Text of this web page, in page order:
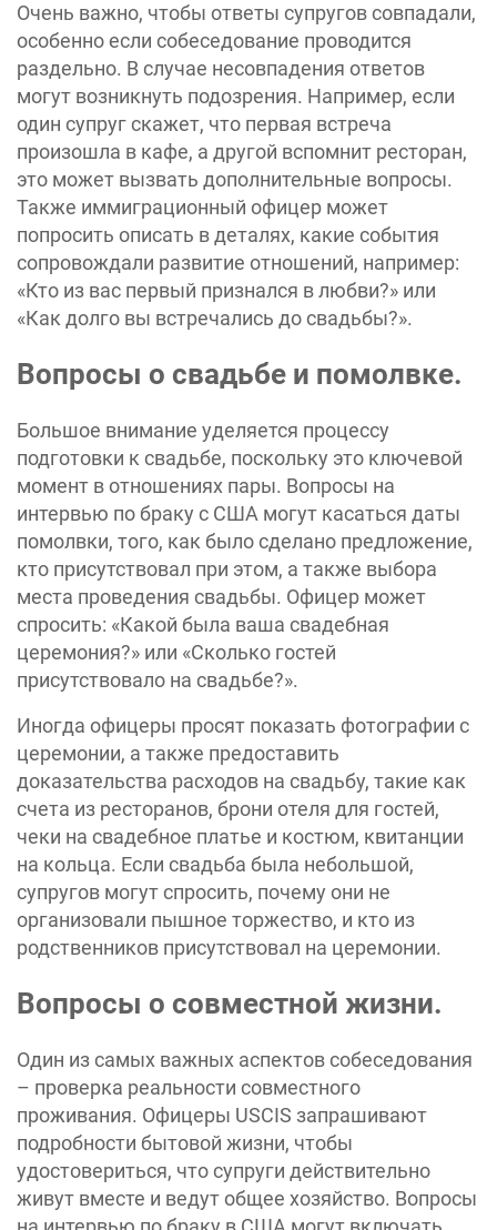
Очень важно, чтобы ответы супругов совпадали,
особенно если собеседование проводится
раздельно. В случае несовпадения ответов
могут возникнуть подозрения. Например, если
один супруг скажет, что первая встреча
произошла в кафе, а другой вспомнит ресторан,
это может вызвать дополнительные вопросы.
Также иммиграционный офицер может
попросить описать в деталях, какие события
сопровождали развитие отношений, например:
«Кто из вас первый признался в любви?» или
«Как долго вы встречались до свадьбы?».
Вопросы о свадьбе и помолвке.
Большое внимание уделяется процессу
подготовки к свадьбе, поскольку это ключевой
момент в отношениях пары. Вопросы на
интервью по браку с США могут касаться даты
помолвки, того, как было сделано предложение,
кто присутствовал при этом, а также выбора
места проведения свадьбы. Офицер может
спросить: «Какой была ваша свадебная
церемония?» или «Сколько гостей
присутствовало на свадьбе?».
Иногда офицеры просят показать фотографии с
церемонии, а также предоставить
доказательства расходов на свадьбу, такие как
счета из ресторанов, брони отеля для гостей,
чеки на свадебное платье и костюм, квитанции
на кольца. Если свадьба была небольшой,
супругов могут спросить, почему они не
организовали пышное торжество, и кто из
родственников присутствовал на церемонии.
Вопросы о совместной жизни.
Один из самых важных аспектов собеседования
– проверка реальности совместного
проживания. Офицеры USCIS запрашивают
подробности бытовой жизни, чтобы
удостовериться, что супруги действительно
живут вместе и ведут общее хозяйство. Вопросы